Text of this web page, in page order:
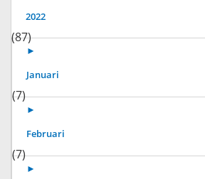
2022
(87)
►
Januari
(7)
►
Februari
(7)
►